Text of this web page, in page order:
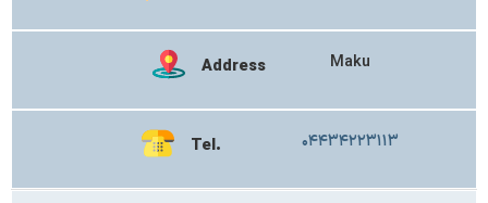
Address Maku
Tel. ۰۴۴۳۴۲۲۳۱۱۳